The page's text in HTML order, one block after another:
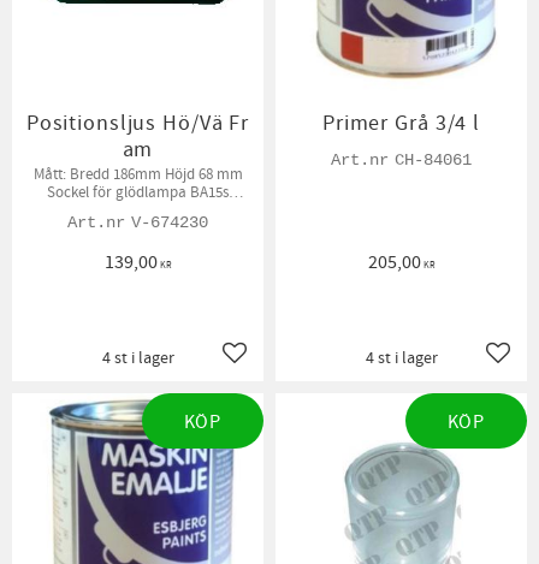
Positionsljus Hö/Vä Fr
am
​Mått: Bredd 186mm Höjd 68 mm
Sockel för glödlampa BA15s
V-674230
139,00KR
Lägg till i favoriter
4 st i lager
Primer Grå 3/4 l
CH-84061
205,00KR
4 st i lager
KÖP KÖP